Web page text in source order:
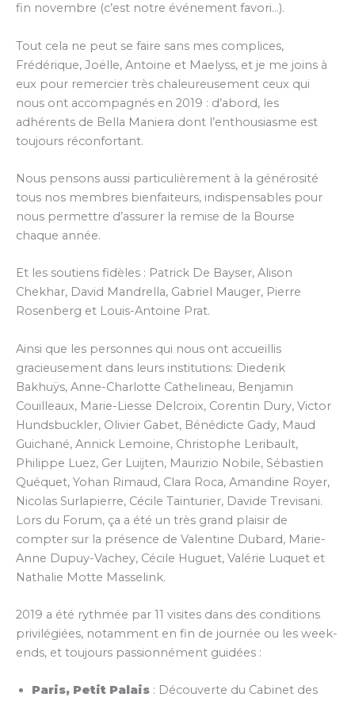
fin novembre (c’est notre événement favori…).
Tout cela ne peut se faire sans mes complices,
Frédérique, Joëlle, Antoine et Maelyss, et je me joins à
eux pour remercier très chaleureusement ceux qui
nous ont accompagnés en 2019 : d’abord, les
adhérents de Bella Maniera dont l’enthousiasme est
toujours réconfortant.
Nous pensons aussi particulièrement à la générosité
tous nos membres bienfaiteurs, indispensables pour
nous permettre d’assurer la remise de la Bourse
chaque année.
Et les soutiens fidèles : Patrick De Bayser, Alison
Chekhar, David Mandrella, Gabriel Mauger, Pierre
Rosenberg et Louis-Antoine Prat.
Ainsi que les personnes qui nous ont accueillis
gracieusement dans leurs institutions: Diederik
Bakhuÿs, Anne-Charlotte Cathelineau, Benjamin
Couilleaux, Marie-Liesse Delcroix, Corentin Dury, Victor
Hundsbuckler, Olivier Gabet, Bénédicte Gady, Maud
Guichané, Annick Lemoine, Christophe Leribault,
Philippe Luez, Ger Luijten, Maurizio Nobile, Sébastien
Quéquet, Yohan Rimaud, Clara Roca, Amandine Royer,
Nicolas Surlapierre, Cécile Tainturier, Davide Trevisani.
Lors du Forum, ça a été un très grand plaisir de
compter sur la présence de Valentine Dubard, Marie-
Anne Dupuy-Vachey, Cécile Huguet, Valérie Luquet et
Nathalie Motte Masselink.
2019 a été rythmée par 11 visites dans des conditions
privilégiées, notamment en fin de journée ou les week-
ends, et toujours passionnément guidées :
Paris, Petit Palais : Découverte du Cabinet des